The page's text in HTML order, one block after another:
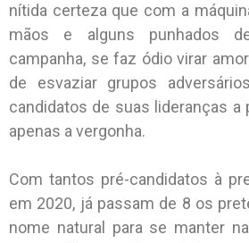
nítida certeza que com a
mãos e alguns punhados
campanha, se faz ódio virar
de esvaziar grupos
candidatos de suas lideranças
apenas a vergonha.
Com tantos pré-candidatos à
em 2020, já passam de 8 os
nome natural para se manter